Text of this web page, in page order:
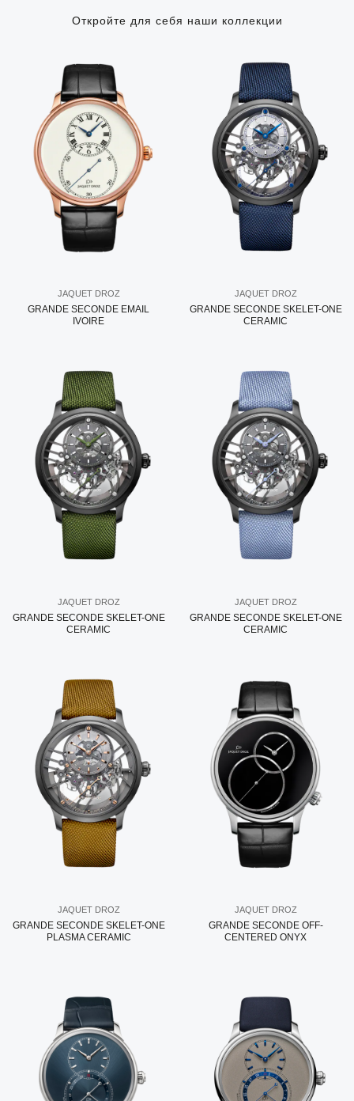
Откройте для себя наши коллекции
JAQUET DROZ
GRANDE SECONDE EMAIL
IVOIRE
JAQUET DROZ
GRANDE SECONDE SKELET-ONE
CERAMIC
JAQUET DROZ
GRANDE SECONDE SKELET-ONE
CERAMIC
JAQUET DROZ
GRANDE SECONDE SKELET-ONE
CERAMIC
JAQUET DROZ
GRANDE SECONDE SKELET-ONE
PLASMA CERAMIC
JAQUET DROZ
GRANDE SECONDE OFF-
CENTERED ONYX